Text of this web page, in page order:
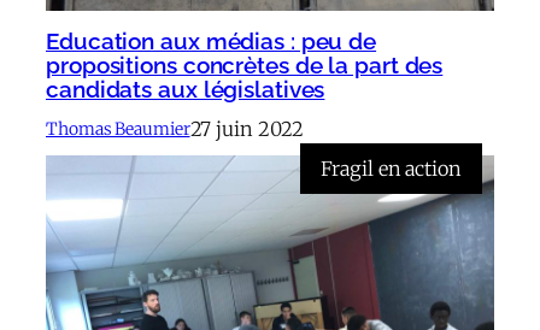
Education aux médias : peu de
propositions concrètes de la part des
candidats aux législatives
Thomas Beaumier27 juin 2022
Fragil en action